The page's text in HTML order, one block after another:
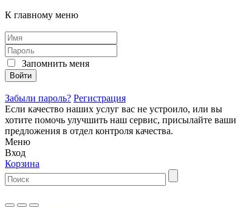
К главному меню
Запомнить меня
Войти
Забыли пароль? Регистрация
Если качество наших услуг вас не устроило, или вы
хотите помочь улучшить наш сервис, присылайте ваши
предложения в отдел контроля качества.
Меню
Вход
Корзина